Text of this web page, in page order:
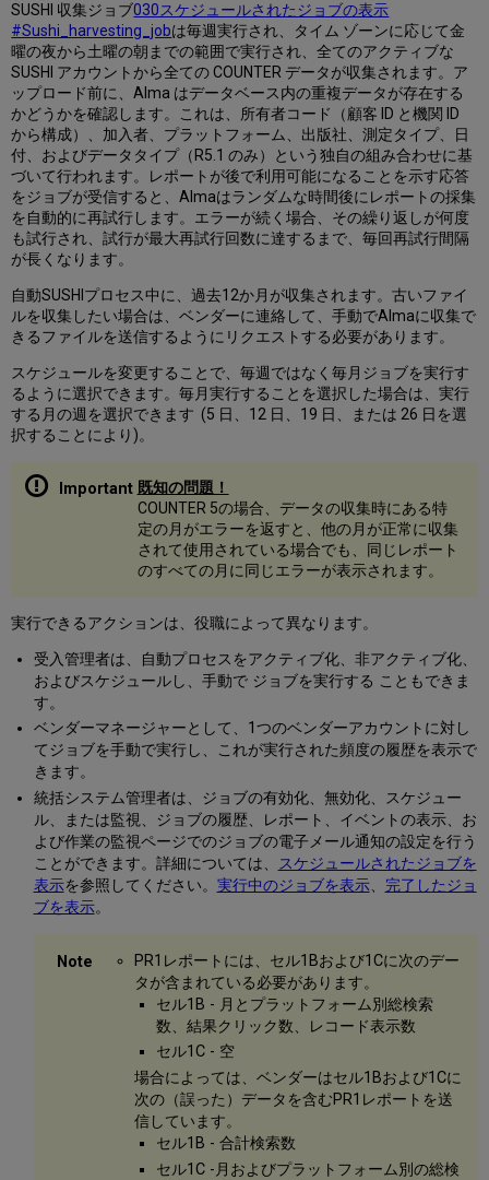
SUSHI 収集ジョブ030スケジュールされたジョブの表示
#Sushi_harvesting_jobは毎週実行され、タイム ゾーンに応じて金
曜の夜から土曜の朝までの範囲で実行され、全てのアクティブな
SUSHI アカウントから全ての COUNTER データが収集されます。ア
ップロード前に、Alma はデータベース内の重複データが存在する
かどうかを確認します。これは、所有者コード（顧客 ID と機関 ID
から構成）、加入者、プラットフォーム、出版社、測定タイプ、日
付、およびデータタイプ（R5.1 のみ）という独自の組み合わせに基
づいて行われます。レポートが後で利用可能になることを示す応答
をジョブが受信すると、Almaはランダムな時間後にレポートの採集
を自動的に再試行します。エラーが続く場合、その繰り返しが何度
も試行され、試行が最大再試行回数に達するまで、毎回再試行間隔
が長くなります。
自動SUSHIプロセス中に、過去12か月が収集されます。古いファイ
ルを収集したい場合は、ベンダーに連絡して、手動でAlmaに収集で
きるファイルを送信するようにリクエストする必要があります。
スケジュールを変更することで、毎週ではなく毎月ジョブを実行す
るように選択できます。毎月実行することを選択した場合は、実行
する月の週を選択できます (5 日、12 日、19 日、または 26 日を選
択することにより)。
既知の問題！
COUNTER 5の場合、データの収集時にある特
定の月がエラーを返すと、他の月が正常に収集
されて使用されている場合でも、同じレポート
のすべての月に同じエラーが表示されます。
実行できるアクションは、役職によって異なります。
受入管理者は、自動プロセスをアクティブ化、非アクティブ化、
およびスケジュールし、手動で ジョブを実行する こともできま
す。
ベンダーマネージャーとして、1つのベンダーアカウントに対し
てジョブを手動で実行し、これが実行された頻度の履歴を表示で
きます。
統括システム管理者は、ジョブの有効化、無効化、スケジュー
ル、または監視、ジョブの履歴、レポート、イベントの表示、お
よび作業の監視ページでのジョブの電子メール通知の設定を行う
ことができます。詳細については、 スケジュールされたジョブを
表示を参照してください。 実行中のジョブを表示、 完了したジョ
ブを表示。
PR1レポートには、セル1Bおよび1Cに次のデー
タが含まれている必要があります。
セル1B - 月とプラットフォーム別総検索
数、結果クリック数、レコード表示数
セル1C - 空
場合によっては、ベンダーはセル1Bおよび1Cに
次の（誤った）データを含むPR1レポートを送
信しています。
セル1B - 合計検索数
セル1C -月およびプラットフォーム別の総検